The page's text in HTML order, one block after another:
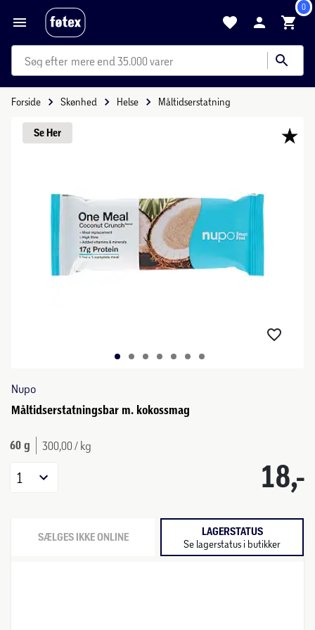
0
mere end 35.000 varer
Forside Skønhed Helse Måltidserstatning
Se Her
Nupo
Måltidserstatningsbar m. kokossmag
60 g 300,00 / kg
18,-
1
SÆLGES IKKE ONLINE LAGERSTATUS
Se lagerstatus i butikker